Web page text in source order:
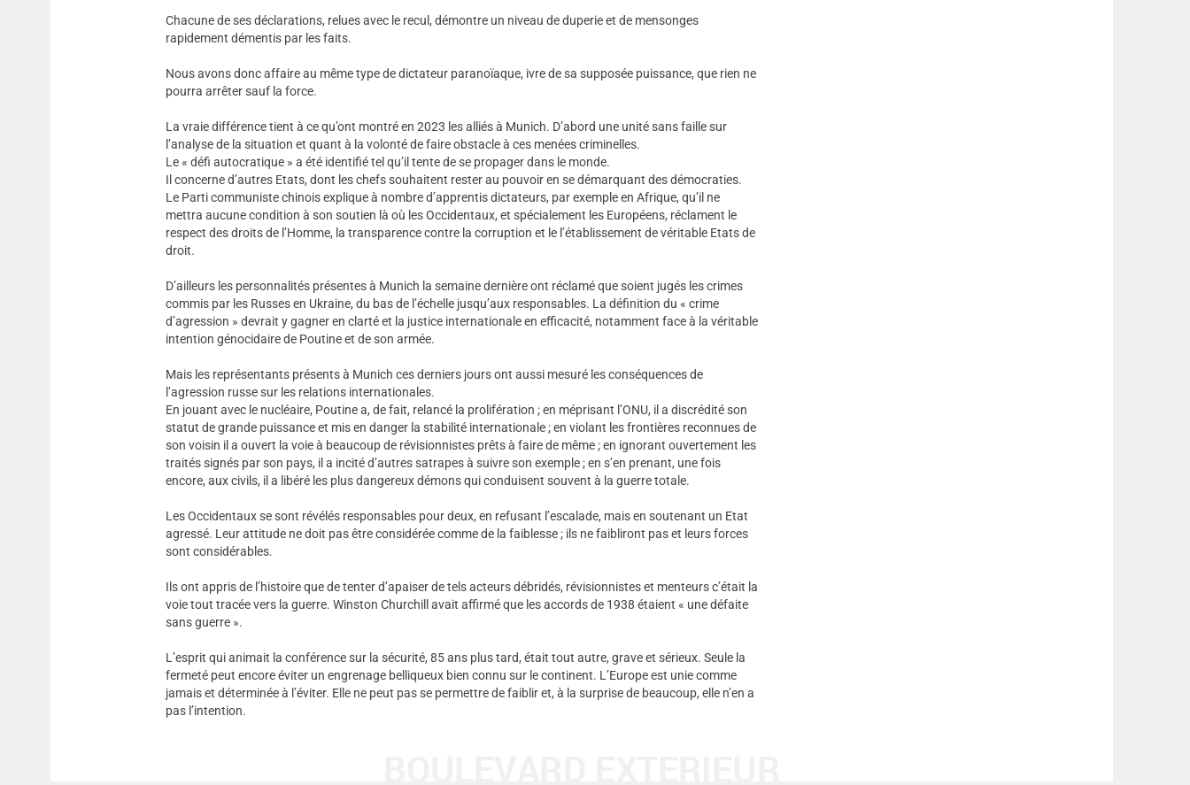
Chacune de ses déclarations, relues avec le recul, démontre un niveau de duperie et de mensonges
rapidement démentis par les faits.
Nous avons donc affaire au même type de dictateur paranoïaque, ivre de sa supposée puissance, que rien ne
pourra arrêter sauf la force.
La vraie différence tient à ce qu’ont montré en 2023 les alliés à Munich. D’abord une unité sans faille sur
l’analyse de la situation et quant à la volonté de faire obstacle à ces menées criminelles.
Le « défi autocratique » a été identifié tel qu’il tente de se propager dans le monde.
Il concerne d’autres Etats, dont les chefs souhaitent rester au pouvoir en se démarquant des démocraties.
Le Parti communiste chinois explique à nombre d’apprentis dictateurs, par exemple en Afrique, qu’il ne
mettra aucune condition à son soutien là où les Occidentaux, et spécialement les Européens, réclament le
respect des droits de l’Homme, la transparence contre la corruption et le l’établissement de véritable Etats de
droit.
D’ailleurs les personnalités présentes à Munich la semaine dernière ont réclamé que soient jugés les crimes
commis par les Russes en Ukraine, du bas de l’échelle jusqu’aux responsables. La définition du « crime
d’agression » devrait y gagner en clarté et la justice internationale en efficacité, notamment face à la véritable
intention génocidaire de Poutine et de son armée.
Mais les représentants présents à Munich ces derniers jours ont aussi mesuré les conséquences de
l’agression russe sur les relations internationales.
En jouant avec le nucléaire, Poutine a, de fait, relancé la prolifération ; en méprisant l’ONU, il a discrédité son
statut de grande puissance et mis en danger la stabilité internationale ; en violant les frontières reconnues de
son voisin il a ouvert la voie à beaucoup de révisionnistes prêts à faire de même ; en ignorant ouvertement les
traités signés par son pays, il a incité d’autres satrapes à suivre son exemple ; en s’en prenant, une fois
encore, aux civils, il a libéré les plus dangereux démons qui conduisent souvent à la guerre totale.
Les Occidentaux se sont révélés responsables pour deux, en refusant l’escalade, mais en soutenant un Etat
agressé. Leur attitude ne doit pas être considérée comme de la faiblesse ; ils ne faibliront pas et leurs forces
sont considérables.
Ils ont appris de l’histoire que de tenter d’apaiser de tels acteurs débridés, révisionnistes et menteurs c’était la
voie tout tracée vers la guerre. Winston Churchill avait affirmé que les accords de 1938 étaient « une défaite
sans guerre ».
L’esprit qui animait la conférence sur la sécurité, 85 ans plus tard, était tout autre, grave et sérieux. Seule la
fermeté peut encore éviter un engrenage belliqueux bien connu sur le continent. L’Europe est unie comme
jamais et déterminée à l’éviter. Elle ne peut pas se permettre de faiblir et, à la surprise de beaucoup, elle n’en a
pas l’intention.